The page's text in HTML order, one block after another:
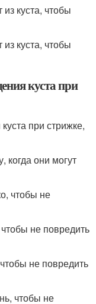
куста, чтобы
куста, чтобы
куста при
при стрижке,
когда они могут
чтобы не
не повредить
не повредить
чтобы не